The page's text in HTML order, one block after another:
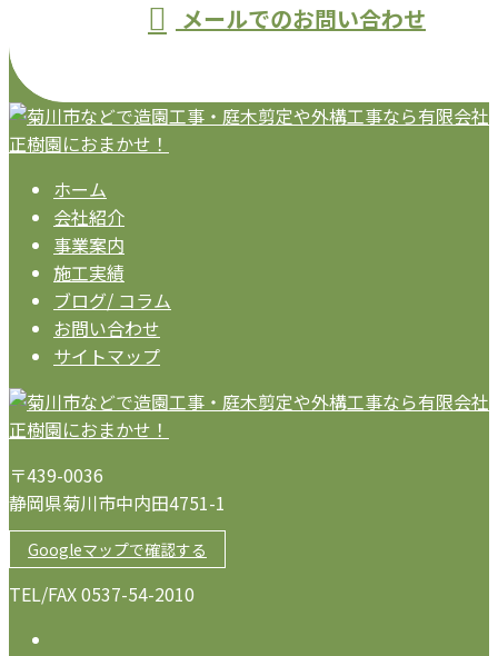
メールでのお問い合わせ
ホーム
会社紹介
事業案内
施工実績
ブログ/ コラム
お問い合わせ
サイトマップ
〒439-0036
静岡県菊川市中内田4751-1
Googleマップで確認する
TEL/FAX 0537-54-2010